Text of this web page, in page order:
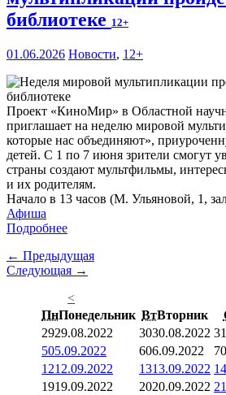
библиотеке 12+
01.06.2026 Новости, 12+
Проект «КиноМир» в Областной
приглашает на неделю мировой
которые нас объединяют»,
детей. С 1 по 7 июня зрители смогут
страны создают мультфильмы,
и их родителям.
Начало в 13 часов (М. Ульяновой, 1,
Афиша
Подробнее
← Предыдущая
Следующая →
<
ПнПонедельник ВтВторник
2929.08.2022 3030.08.2022 31
505.09.2022 606.09.2022 7
1212.09.2022 1313.09.2022 14
1919.09.2022 2020.09.2022 21